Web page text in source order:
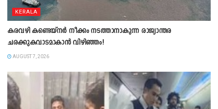
KERALA
കരവഴി കണ്ടെയ്നർ നീക്കം നടത്താനാകുന്ന രാജ്യാന്തര
ചരക്കുകവാടമാകാൻ വിഴിഞ്ഞം!
AUGUST 7, 2026